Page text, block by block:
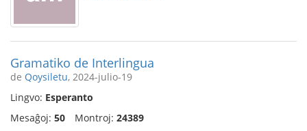
Gramatiko de Interlingua
de Qoysiletu, 2024-julio-19
Lingvo: Esperanto
Mesaĝoj: 50 Montroj: 24389